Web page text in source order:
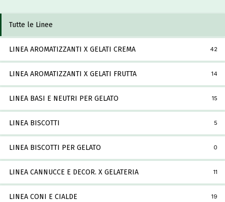
Tutte le Linee
LINEA AROMATIZZANTI X GELATI CREMA 42
LINEA AROMATIZZANTI X GELATI FRUTTA 14
LINEA BASI E NEUTRI PER GELATO 15
LINEA BISCOTTI 5
LINEA BISCOTTI PER GELATO 0
LINEA CANNUCCE E DECOR. X GELATERIA 11
LINEA CONI E CIALDE 19